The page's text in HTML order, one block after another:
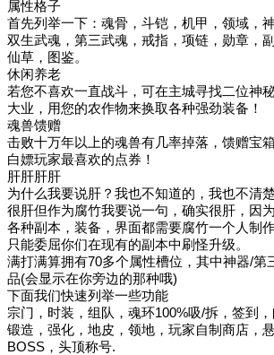
属性格子
首先列举一下：魂骨，斗铠，机甲，领域，
双生武魂，第三武魂，戒指，项链，勋章，
仙草，图鉴。
休闲养老
若您不喜欢一直战斗，可在主城寻找二位神
大业，用您的农作物来换取各种强劲装备！
魂兽馈赠
击败十万年以上的魂兽有几率掉落，馈赠宝
白嫖玩家最喜欢的点券！
肝肝肝肝
为什么我要说肝？我也不知道的，我也不清
很肝但作为腐竹我要说一句，确实很肝，因
各种副本，装备，界面都需要腐竹一个人制
只能委屈你们在现有的副本中刷怪升级。
满打满算拥有70多个属性槽位，其中神器/第
品(会显示在你旁边的那种哦)
下面我们快速列举一些功能
宗门，时装，组队，魂环100%吸/拆，签到
锻造，强化，地皮，领地，玩家自制商店，
BOSS，头顶称号.